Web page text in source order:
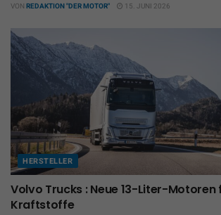
VON REDAKTION "DER MOTOR" 15. JUNI 2026
HERSTELLER
Volvo Trucks : Neue 13-Liter-
Kraftstoffe